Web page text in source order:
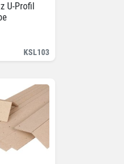
U-Profil
KSL103